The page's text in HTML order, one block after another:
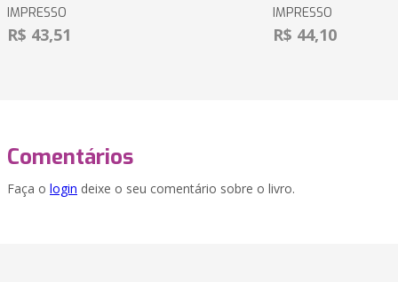
IMPRESSO
R$ 43,51
IMPRESSO
R$ 44,10
Comentários
Faça o login deixe o seu comentário sobre o livro.